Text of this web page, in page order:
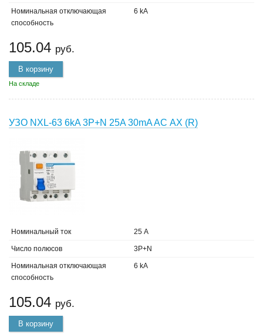
Номинальная отключающая
способность
6 kA
105.04 руб.
В корзину
На складе
УЗО NXL-63 6kA 3P+N 25A 30mA AC АХ (R)
Номинальный ток 25 А
Число полюсов 3P+N
Номинальная отключающая
способность
6 kA
105.04 руб.
В корзину